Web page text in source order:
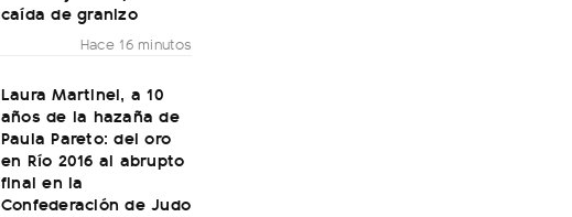
caída de granizo
Hace 16 minutos
Laura Martinel, a 10
años de la hazaña de
Paula Pareto: del oro
en Río 2016 al abrupto
final en la
Confederación de Judo